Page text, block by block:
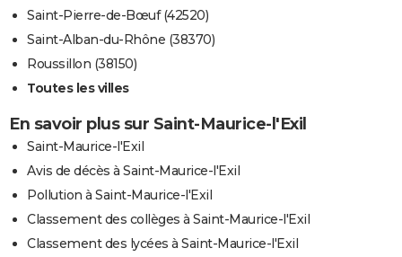
Saint-Pierre-de-Bœuf (42520)
Saint-Alban-du-Rhône (38370)
Roussillon (38150)
Toutes les villes
En savoir plus sur Saint-Maurice-l'Exil
Saint-Maurice-l'Exil
Avis de décès à Saint-Maurice-l'Exil
Pollution à Saint-Maurice-l'Exil
Classement des collèges à Saint-Maurice-l'Exil
Classement des lycées à Saint-Maurice-l'Exil